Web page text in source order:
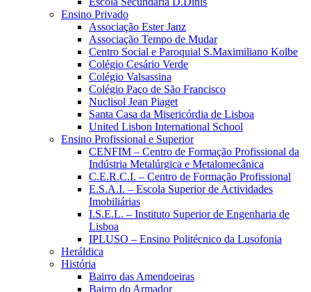
Ensino Privado
Associação Ester Janz
Associação Tempo de Mudar
Centro Social e Paroquial S.Maximiliano Kolbe
Colégio Cesário Verde
Colégio Valsassina
Colégio Paço de São Francisco
Nuclisol Jean Piaget
Santa Casa da Misericórdia de Lisboa
United Lisbon International School
Ensino Profissional e Superior
CENFIM – Centro de Formação Profissional da
Indústria Metalúrgica e Metalomecânica
C.E.R.C.I. – Centro de Formação Profissional
E.S.A.I. – Escola Superior de Actividades
Imobiliárias
I.S.E.L. – Instituto Superior de Engenharia de
Lisboa
IPLUSO – Ensino Politécnico da Lusofonia
Heráldica
História
Bairro das Amendoeiras
Bairro do Armador